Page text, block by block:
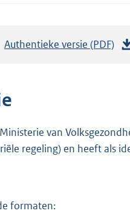
Authentieke versie (PDF)
n
d
van
regeling) en heeft als
formaten: